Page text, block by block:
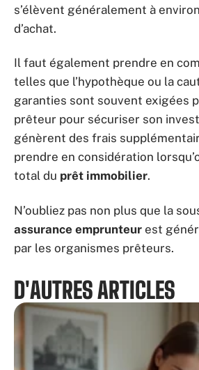
s’élèvent généralement à
d’achat.
Il faut également prendre en
telles que l’hypothèque ou la
garanties sont souvent exigées
prêteur pour sécuriser son
génèrent des frais
prendre en considération
total du prêt immobilier.
N’oubliez pas non plus que la
assurance emprunteur est
par les organismes prêteurs.
D'AUTRES ARTICLES